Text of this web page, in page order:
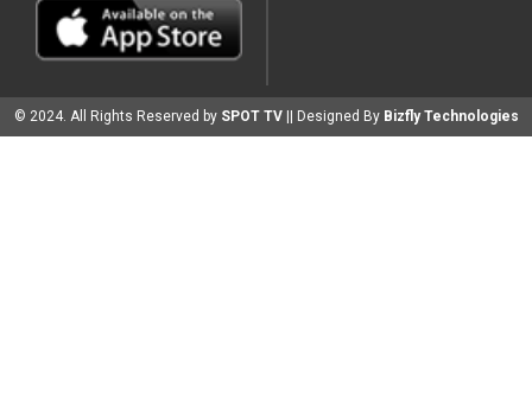
© 2024. All Rights Reserved by SPOT TV || Designed By Bizfly Technologies